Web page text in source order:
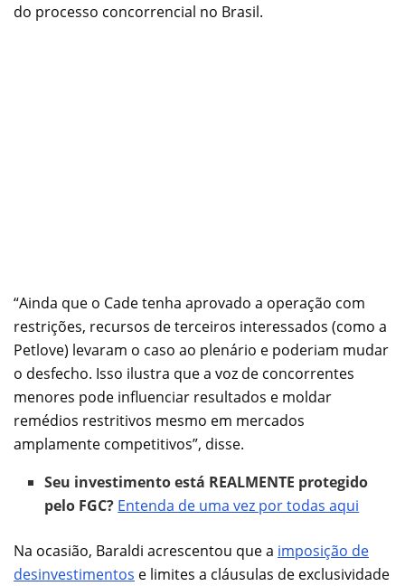
do processo concorrencial no Brasil.
“Ainda que o Cade tenha aprovado a operação com
restrições, recursos de terceiros interessados (como a
Petlove) levaram o caso ao plenário e poderiam mudar
o desfecho. Isso ilustra que a voz de concorrentes
menores pode influenciar resultados e moldar
remédios restritivos mesmo em mercados
amplamente competitivos”, disse.
Seu investimento está REALMENTE protegido
pelo FGC? Entenda de uma vez por todas aqui
Na ocasião, Baraldi acrescentou que a imposição de
desinvestimentos e limites a cláusulas de exclusividade